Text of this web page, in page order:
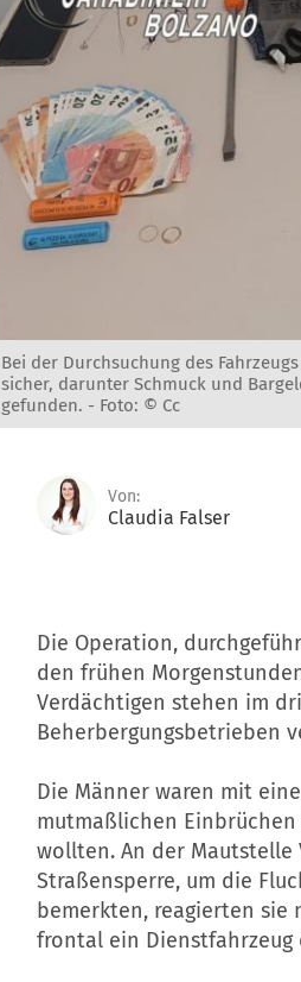
Bei der Durchsuchung des
sicher, darunter Schmuck und
gefunden. - Foto: © Cc
Von:
Claudia Falser
Die Operation,
den frühen
Verdächtigen stehen im
Beherbergungsbetrieben
Die Männer waren mit
mutmaßlichen
wollten. An der
Straßensperre, um die
bemerkten, reagierten sie
frontal ein Dienstfahrzeug